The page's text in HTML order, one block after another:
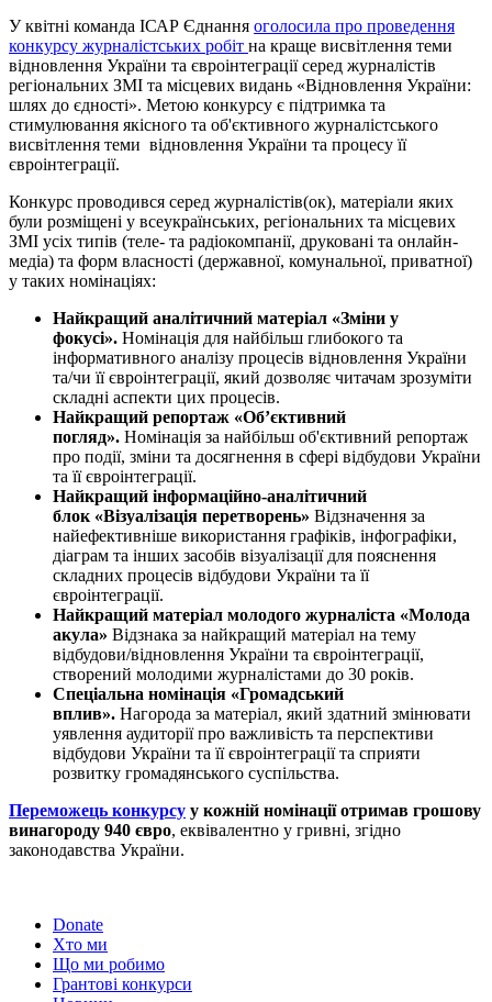
У квітні команда ІСАР Єднання оголосила про проведення
конкурсу журналістських робіт на краще висвітлення теми
відновлення України та євроінтеграції серед журналістів
регіональних ЗМІ та місцевих видань «Відновлення України:
шлях до єдності». Метою конкурсу є підтримка та
стимулювання якісного та об'єктивного журналістського
висвітлення теми відновлення України та процесу її
євроінтеграції.
Конкурс проводився серед журналістів(ок), матеріали яких
були розміщені у всеукраїнських, регіональних та місцевих
ЗМІ усіх типів (теле- та радіокомпанії, друковані та онлайн-
медіа) та форм власності (державної, комунальної, приватної)
у таких номінаціях:
Найкращий аналітичний матеріал «Зміни у
фокусі». Номінація для найбільш глибокого та
інформативного аналізу процесів відновлення України
та/чи її євроінтеграції, який дозволяє читачам зрозуміти
складні аспекти цих процесів.
Найкращий репортаж «Об’єктивний
погляд». Номінація за найбільш об'єктивний репортаж
про події, зміни та досягнення в сфері відбудови України
та її євроінтеграції.
Найкращий інформаційно-аналітичний
блок «Візуалізація перетворень» Відзначення за
найефективніше використання графіків, інфографіки,
діаграм та інших засобів візуалізації для пояснення
складних процесів відбудови України та її
євроінтеграції.
Найкращий матеріал молодого журналіста «Молода
акула» Відзнака за найкращий матеріал на тему
відбудови/відновлення України та євроінтеграції,
створений молодими журналістами до 30 років.
Спеціальна номінація «Громадський
вплив». Нагорода за матеріал, який здатний змінювати
уявлення аудиторії про важливість та перспективи
відбудови України та її євроінтеграції та сприяти
розвитку громадянського суспільства.
Переможець конкурсу у кожній номінації отримав грошову
винагороду 940 євро, еквівалентно у гривні, згідно
законодавства України.
Donate
Хто ми
Що ми робимо
Грантові конкурси